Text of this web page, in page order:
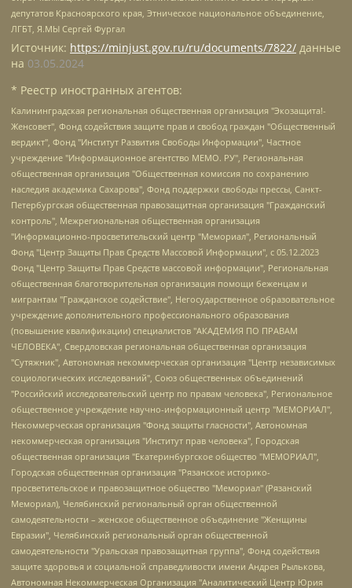
депутатов Красноярского края, Этническое национальное объединение,
ЛГБТ, Я.МЫ Сергей Фургал
Источник: https://minjust.gov.ru/ru/documents/7822/ данные
на 03.05.2024
* Реестр иностранных агентов:
Калининградская региональная общественная организация "Экозащита!-Женсовет", Фонд содействия защите прав и свобод граждан "Общественный вердикт", Фонд "Институт Развития Свободы Информации", Частное учреждение "Информационное агентство МЕМО. РУ", Региональная общественная организация "Общественная комиссия по сохранению наследия академика Сахарова", Фонд поддержки свободы прессы, Санкт-Петербургская общественная правозащитная организация "Гражданский контроль", Межрегиональная общественная организация "Информационно-просветительский центр "Мемориал", Региональный Фонд "Центр Защиты Прав Средств Массовой Информации", с 05.12.2023 Фонд "Центр Защиты Прав Средств массовой информации", Региональная общественная благотворительная организация помощи беженцам и мигрантам "Гражданское содействие", Негосударственное образовательное учреждение дополнительного профессионального образования (повышение квалификации) специалистов "АКАДЕМИЯ ПО ПРАВАМ ЧЕЛОВЕКА", Свердловская региональная общественная организация "Сутяжник", Автономная некоммерческая организация "Центр независимых социологических исследований", Союз общественных объединений "Российский исследовательский центр по правам человека", Региональное общественное учреждение научно-информационный центр "МЕМОРИАЛ", Некоммерческая организация "Фонд защиты гласности", Автономная некоммерческая организация "Институт прав человека", Городская общественная организация "Екатеринбургское общество "МЕМОРИАЛ", Городская общественная организация "Рязанское историко-просветительское и правозащитное общество "Мемориал" (Рязанский Мемориал), Челябинский региональный орган общественной самодеятельности – женское общественное объединение "Женщины Евразии", Челябинский региональный орган общественной самодеятельности "Уральская правозащитная группа", Фонд содействия защите здоровья и социальной справедливости имени Андрея Рылькова, Автономная Некоммерческая Организация "Аналитический Центр Юрия Левады", Автономная некоммерческая организация социальной поддержки населения "Проект Апрель", Региональная общественная организация помощи женщинам и детям, находящимся в кризисной ситуации "Информационно-методический центр "Анна", Фонд содействия развитию массовых коммуникаций и правовому просвещению "Так-так-Так", Фонд содействия устойчивому развитию "Серебряная тайга", Свердловский региональный общественный фонд социальных проектов "Новое время", "Idel.Реалии", Кавказ.Реалии, Крым.Реалии, Телеканал Настоящее Время, Татаро-башкирская служба Радио Свобода (Azatliq Radiosi), Радио Свободная Европа/Радио Свобода (PCE/PC), "Сибирь.Реалии", "Фактограф", Благотворительный фонд помощи осужденным и их семьям, Автономная некоммерческая организация "Институт глобализации и социальных движений", Фонд "В защиту прав заключенных", Частное учреждение "Центр поддержки и содействия развитию средств массовой информации", Пензенский региональный общественный благотворительный фонд "Гражданский союз", "Север.Реалии", Некоммерческая организация Фонд "Правовая инициатива", Общество с ограниченной ответственностью "Радио Свободная Европа/Радио Свобода", Чешское информационное агентство "MEDIUM-ORIENT", Красноярская региональная общественная организация "Мы против СПИДа", Камалягин Денис Николаевич, Маркелов Сергей Евгеньевич, Пономарев Лев Александрович, Савицкая Людмила Алексеевна, Автономная некоммерческая организация "Центр по работе с проблемой насилия "НАСИЛИЮ.НЕТ", Межрегиональный профессиональный союз работников здравоохранения "Альянс врачей", Юридическое лицо, зарегистрированное в Латвийской Республике, SIA "Medusa Project" (регистрационный номер 40103797863, дата регистрации 10.06.2014), Некоммерческая организация "Фонд по борьбе с коррупцией", Автономная некоммерческая организация "Институт права и публичной политики", Баданин Роман Сергеевич, Гликин Максим Александрович, Железнова Мария Михайловна, Лукьянова Юлия Сергеевна, Маетная Елизавета Витальевна, Маняхин Петр Борисович, Чуракова Ольга Владимировна, Ярош Юлия Петровна, Юридическое лицо "The Insider SIA", зарегистрированное в Риге, Латвийская Республика (дата регистрации 26.06.2015), являющееся администратором доменного имени интернет-издания "The Insider SIA", https://theins.ru, Постернак Алексей Евгеньевич, Рубин Михаил Аркадьевич, Анин Роман Александрович, Юридическое лицо Istories fonds, зарегистрированное в Латвийской Республике (регистрационный номер 50008295751, дата регистрации 24.02.2020), Великовский Дмитрий Александрович, Долинина Ирина Николаевна, Мароховская Алеся Алексеевна, Шлейнов Роман Юрьевич, Шмагун Олеся Валентиновна, Общество с ограниченной ответственностью "Альтаир 2021", Общество с ограниченной ответственностью "Вега 2021", Общество с ограниченной ответственностью "Главный редактор 2021", Общество с ограниченной ответственностью "Ромашки монолит", Важенков Артем Валерьевич, Ивановская областная общественная организация "Центр гендерных исследований", Гурман Юрий Альбертович, Медиапроект "ОВД-Инфо", Егоров Владимир Владимирович, Жилинский Владимир Александрович, Общество с ограниченной ответственностью "ЗП", Иванова София Юрьевна, Карезина Инна Павловна, Кильтау Екатерина Викторовна, Петров Алексей Викторович, Пискунов Сергей Евгеньевич, Смирнов Сергей Сергеевич, Тихонов Михаил Сергеевич, Общество с ограниченной ответственностью "ЖУРНАЛИСТ-ИНОСТРАННЫЙ АГЕНТ", Арапова Галина Юрьевна, Вольтская Татьяна Анатольевна, Американская компания "Mason G.E.S. Anonymous Foundation" (США), являющаяся владельцем интернет-издания https://mnews.world/, Компания "Stichting Bellingcat", зарегистрированная в Нидерландах (дата регистрации 11.07.2018), Захаров Андрей Вячеславович, Клепиковская Екатерина Дмитриевна, Общество с ограниченной ответственностью "МЕМО", Перл Роман Александрович, Симонов Евгений Алексеевич, Соловьева Елена Анатольевна, Сотников Даниил Владимирович, Сурначева Елизавета Дмитриевна, Автономная некоммерческая организация по защите прав человека и информированию населения "Якутия – Наше Мнение", Общество с ограниченной ответственностью "Москоу диджитал медиа", с 26.01.2023 Общество с ограниченной ответственностью "Чайка Белые сады", Ветошкина Валерия Валерьевна, Заговора Максим Александрович, Межрегиональное общественное движение "Российская ЛГБТ - сеть", Оленичев Максим Владимирович, Павлов Иван Юрьевич, Скворцова Елена Сергеевна, Общество с ограниченной ответственностью "Как бы инагент", Кочетков Игорь Викторович, Общество с ограниченной ответственностью "Честные выборы", Еланчик Олег Александрович, Общество с ограниченной ответственностью "Нобелевский призыв", Гималова Регина Эмилевна, Григорьев Андрей Валерьевич, Григорьева Алина Александровна, Ассоциация по содействию защите прав призывников, альтернативнослужащих и военнослужащих "Правозащитная группа "Гражданин.Армия.Право", Хисамова Регина Фаритовна, Автономная некоммерческая организация по реализации социально-правовых программ "Лилит", Дальневосточное общественное движение "Маяк", Санкт-Петербургская ЛГБТ-инициативная группа "Выход", Инициативная группа ЛГБТ+ "Реверс", Алексеев Андрей Викторович, Бекбулатова Таисия Львовна, Беляев Иван Михайлович, Владыкина Елена Сергеевна, Гельман Марат Александрович, Никульшина Вероника Юрьевна, Толоконникова Надежда Андреевна, Шендерович Виктор Анатольевич, Общество с ограниченной ответственностью "Данное сообщение", Общество с ограниченной ответственностью Издательский дом "Новая глава", Айнбиндер Александра Александровна, Московский комьюнити-центр для ЛГБТ+инициатив, Благотворительный фонд развития филантропии, Deutsche Welle (Германия, Kurt-Schumacher-Strasse 3, 53113 Bonn), Борзунова Мария Михайловна, Воробьев Виктор Викторович, Голубева Анна Львовна, Константинова Алла Михайловна, Малкова Ирина Владимировна, Мурадов Мурад Абдулгалимович, Осетинская Елизавета Николаевна, Понасенков Евгений Николаевич, Ганапольский Матвей Юрьевич, Киселев Евгений Алексеевич, Борухович Ирина Григорьевна, Дремин Иван Тимофеевич, Дубровский Дмитрий Викторович, Красноярская региональная общественная организация поддержки и развития альтернативных образовательных технологий и межкультурных коммуникаций "ИНТЕРРА", Маяковская Екатерина Алексеевна, Фейгин Марк Захарович, Филимонов Андрей Викторович, Дзугкоева Регина Николаевна, Доброхотов Роман Александрович, Дудь Юрий Александрович, Елкин Сергей Владимирович, Кругликов Кирилл Игоревич, Сабунаева Мария Леонидовна, Семенов Алексей Владимирович, Шаинян Карен Багратович, Шульман Екатерина Михайловна, Асафьев Артур Валерьевич, Вахштайн Виктор Семенович, Венедиктов Алексей Алексеевич, Лушникова Екатерина Евгеньевна, Волков Леонид Михайлович, Невзоров Александр Глебович, Пархоменко Сергей Борисович, Сироткин Ярослав Николаевич, Кара-Мурза Владимир Владимирович, Баранова Наталья Владимировна, Гозман Леонид Яковлевич, Кагарлицкий Борис Юльевич, Климарев Михаил Валерьевич, Милов Владимир Станиславович, Автономная некоммерческая организация Краснодарский центр современного искусства "Типография", Моргенштерн Алишер Тагирович, Соболь Любовь Эдуардовна, Общество с ограниченной ответственностью "ЛИЗА НОРМ", Каспаров Гарри Кимович, Ходорковский Михаил Борисович, Общество с ограниченной ответственностью "Апрельские тезисы", Данилович Ирина Брониславовна, Кашин Олег Владимирович, Петров Николай Владимирович, Пивоваров Алексей Владимирович, Соколов Михаил Владимирович, Цветкова Юлия Владимировна, Чичваркин Евгений Александрович, Комитет против пыток/Команда против пыток, Общество с ограниченной ответственностью "Первый научный", Общество с ограниченной ответственностью "Вертолет и ко", Белоцерковская Вероника Борисовна, Кац Максим Евгеньевич, Лазарева Татьяна Юрьевна, Шаведдинов Руслан Табризович, Яшин Илья Валерьевич, Общество с ограниченной ответственностью "Иноагент ААВ", Алешковский Дмитрий Петрович, Альбац Евгения Марковна, Быков Дмитрий Львович, Галямина Юлия Евгеньевна, Лойко Сергей Леонидович, Мартынов Кирилл Константинович, Медведев Сергей Александрович, Крашенинников Федор Геннадиевич, Гордеева Катерина Вл